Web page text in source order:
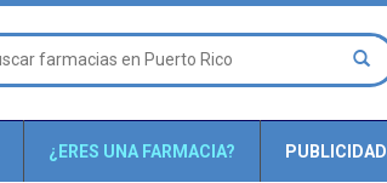
¿ERES UNA FARMACIA? PUBLICIDAD